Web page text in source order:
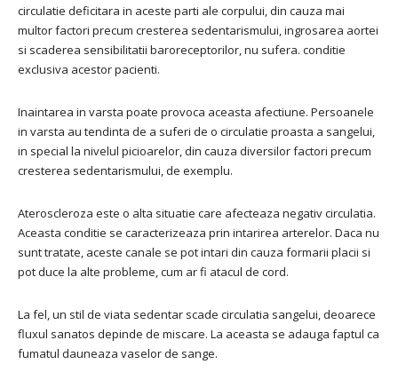
circulatie deficitara in aceste parti ale corpului, din cauza mai
multor factori precum cresterea sedentarismului, ingrosarea aortei
si scaderea sensibilitatii baroreceptorilor, nu sufera. conditie
exclusiva acestor pacienti.
Inaintarea in varsta poate provoca aceasta afectiune. Persoanele
in varsta au tendinta de a suferi de o circulatie proasta a sangelui,
in special la nivelul picioarelor, din cauza diversilor factori precum
cresterea sedentarismului, de exemplu.
Ateroscleroza este o alta situatie care afecteaza negativ circulatia.
Aceasta conditie se caracterizeaza prin intarirea arterelor. Daca nu
sunt tratate, aceste canale se pot intari din cauza formarii placii si
pot duce la alte probleme, cum ar fi atacul de cord.
La fel, un stil de viata sedentar scade circulatia sangelui, deoarece
fluxul sanatos depinde de miscare. La aceasta se adauga faptul ca
fumatul dauneaza vaselor de sange.